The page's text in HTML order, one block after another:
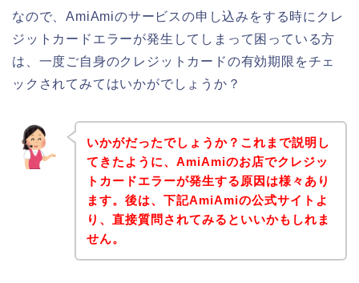
なので、AmiAmiのサービスの申し込みをする時にクレ
ジットカードエラーが発生してしまって困っている方
は、一度ご自身のクレジットカードの有効期限をチェ
ックされてみてはいかがでしょうか？
いかがだったでしょうか？これまで説明し
てきたように、AmiAmiのお店でクレジッ
トカードエラーが発生する原因は様々あり
ます。後は、下記AmiAmiの公式サイトよ
り、直接質問されてみるといいかもしれま
せん。